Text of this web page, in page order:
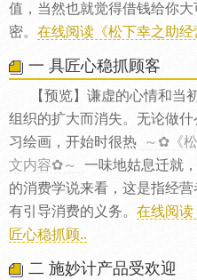
值，当然也就觉得借钱给你
密。 在线阅读《松下幸之助
一 具匠心稳抓顾客
【预览】谦虚的心情和当
组织的扩大而消失。无论做
习绘画，开始时很热
～✿《
文内容✿～
一味地姑息迁就
的消费学说来看，这是指经
有引导消费的义务。 在线阅读
匠心稳抓顾..
二 施妙计产品受欢迎